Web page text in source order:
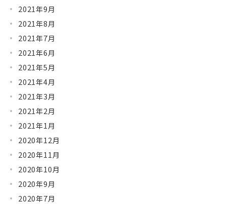
2021年9月
2021年8月
2021年7月
2021年6月
2021年5月
2021年4月
2021年3月
2021年2月
2021年1月
2020年12月
2020年11月
2020年10月
2020年9月
2020年7月